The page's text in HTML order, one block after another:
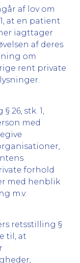
af lov om
at en patient
iagttager
af deres
om
rent private
26, stk. 1,
med
forhold
med henblik
m.v.
retsstilling §
til, at